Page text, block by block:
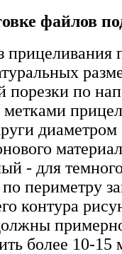
файлов
прицеливания
порезки по
- для
периметру
контура
примерно
более 10-15